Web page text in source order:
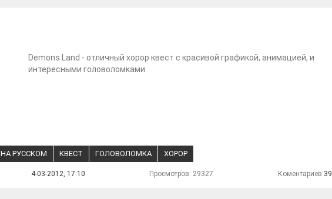
Demons Land - отличный хорор квест с красивой графикой, анимацией, и
интересными головоломками.
НА РУССКОМ КВЕСТ ГОЛОВОЛОМКА ХОРОР
4-03-2012, 17:10 Просмотров: 29327 Коментариев 39